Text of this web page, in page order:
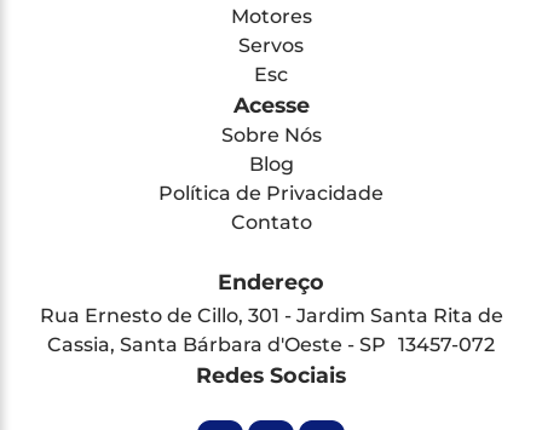
Motores
Servos
Esc
Acesse
Sobre Nós
Blog
Política de Privacidade
Contato
Endereço
Rua Ernesto de Cillo, 301 - Jardim Santa Rita de
Cassia, Santa Bárbara d'Oeste - SP 13457-072
Redes Sociais